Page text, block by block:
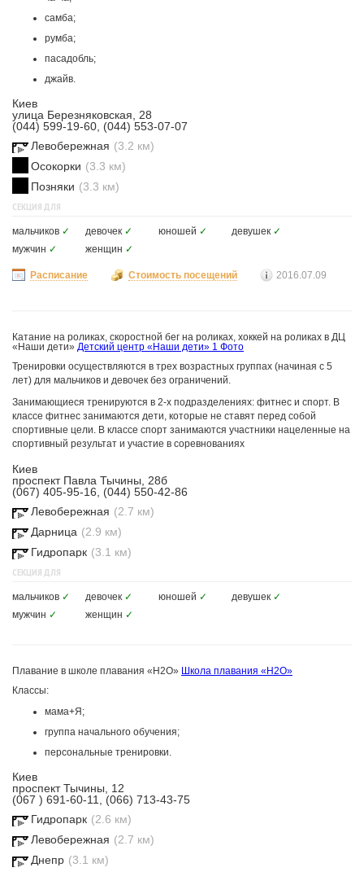
самба;
румба;
пасадобль;
джайв.
Киев
улица Березняковская, 28
(044) 599-19-60, (044) 553-07-07
Левобережная (3.2 км)
Осокорки (3.3 км)
Позняки (3.3 км)
СЕКЦИЯ ДЛЯ
мальчиков ✓ девочек ✓ юношей ✓ девушек ✓
мужчин ✓ женщин ✓
Расписание Стоимость посещений 2016.07.09
Катание на роликах, скоростной бег на роликах, хоккей на роликах в ДЦ
«Наши дети» Детский центр «Наши дети» 1 Фото
Тренировки осуществляются в трех возрастных группах (начиная с 5
лет) для мальчиков и девочек без ограничений.
Занимающиеся тренируются в 2-х подразделениях: фитнес и спорт. В
классе фитнес занимаются дети, которые не ставят перед собой
спортивные цели. В классе спорт занимаются участники нацеленные на
спортивный результат и участие в соревнованиях
Киев
проспект Павла Тычины, 28б
(067) 405-95-16, (044) 550-42-86
Левобережная (2.7 км)
Дарница (2.9 км)
Гидропарк (3.1 км)
СЕКЦИЯ ДЛЯ
мальчиков ✓ девочек ✓ юношей ✓ девушек ✓
мужчин ✓ женщин ✓
Плавание в школе плавания «H2O» Школа плавания «H2O»
Классы:
мама+Я;
группа начального обучения;
персональные тренировки.
Киев
проспект Тычины, 12
(067 ) 691-60-11, (066) 713-43-75
Гидропарк (2.6 км)
Левобережная (2.7 км)
Днепр (3.1 км)